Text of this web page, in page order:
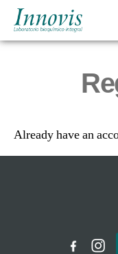
Innovis
Already have an